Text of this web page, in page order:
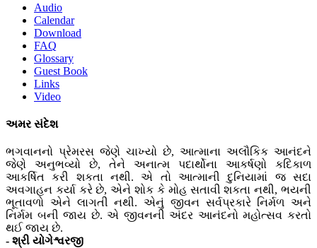
Audio
Calendar
Download
FAQ
Glossary
Guest Book
Links
Video
અમર સંદેશ
ભગવાનનો પ્રેમરસ જેણે ચાખ્યો છે, આત્માના અલૌકિક આનંદને
જેણે અનુભવ્યો છે, તેને અનાત્મ પદાર્થોના આકર્ષણો કદિકાળ
આકર્ષિત કરી શકતા નથી. એ તો આત્માની દુનિયામાં જ સદા
અવગાહન કર્યા કરે છે, એને શોક કે મોહ સતાવી શકતા નથી, ભયની
ભૂતાવળો એને લાગતી નથી. એનું જીવન સર્વપ્રકારે નિર્મળ અને
નિર્મમ બની જાય છે. એ જીવનની અંદર આનંદનો મહોત્સવ કરતો
થઈ જાય છે.
- શ્રી યોગેશ્વરજી